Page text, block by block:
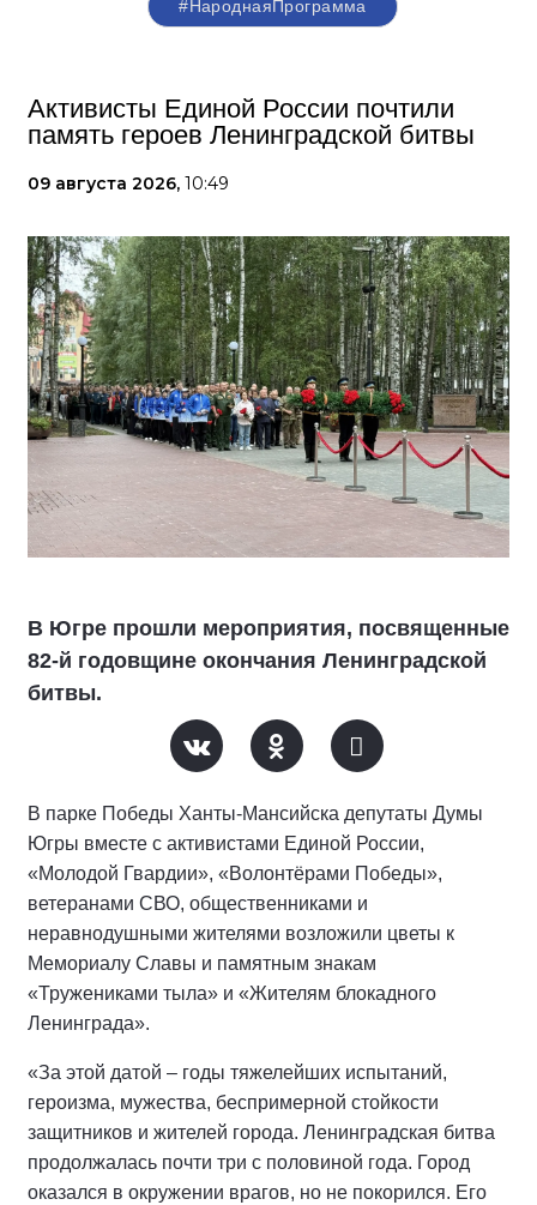
#НароднаяПрограмма
Активисты Единой России почтили
память героев Ленинградской битвы
09 августа 2026, 10:49
В Югре прошли мероприятия, посвященные
82-й годовщине окончания Ленинградской
битвы.
В парке Победы Ханты-Мансийска депутаты Думы
Югры вместе с активистами Единой России,
«Молодой Гвардии», «Волонтёрами Победы»,
ветеранами СВО, общественниками и
неравнодушными жителями возложили цветы к
Мемориалу Славы и памятным знакам
«Тружениками тыла» и «Жителям блокадного
Ленинграда».
«За этой датой – годы тяжелейших испытаний,
героизма, мужества, беспримерной стойкости
защитников и жителей города. Ленинградская битва
продолжалась почти три с половиной года. Город
оказался в окружении врагов, но не покорился. Его